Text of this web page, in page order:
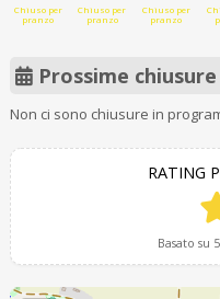
Chiuso per
pranzo
Chiuso per
pranzo
Chiuso per
pranzo
Prossime chiusure
Non ci sono chiusure in
RATING
Basato su